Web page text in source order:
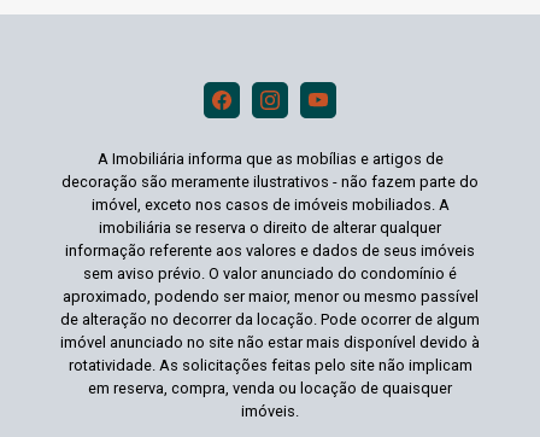
A Imobiliária informa que as mobílias e artigos de
decoração são meramente ilustrativos - não fazem parte do
imóvel, exceto nos casos de imóveis mobiliados. A
imobiliária se reserva o direito de alterar qualquer
informação referente aos valores e dados de seus imóveis
sem aviso prévio. O valor anunciado do condomínio é
aproximado, podendo ser maior, menor ou mesmo passível
de alteração no decorrer da locação. Pode ocorrer de algum
imóvel anunciado no site não estar mais disponível devido à
rotatividade. As solicitações feitas pelo site não implicam
em reserva, compra, venda ou locação de quaisquer
imóveis.